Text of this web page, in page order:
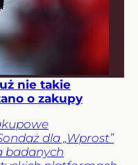
nie takie
o zakupy
dla „Wprost”
badanych